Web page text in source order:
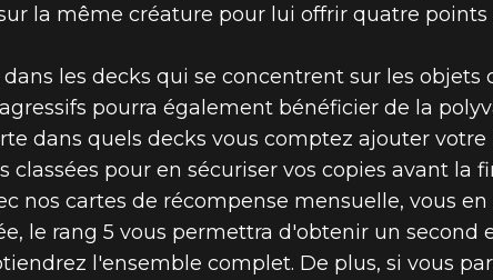
la même créature pour lui offrir quatre
les decks qui se concentrent sur les
pourra également bénéficier de la
dans quels decks vous comptez ajouter
classées pour en sécuriser vos copies avant la
nos cartes de récompense mensuelle, vous
le rang 5 vous permettra d'obtenir un
l'ensemble complet. De plus, si vous